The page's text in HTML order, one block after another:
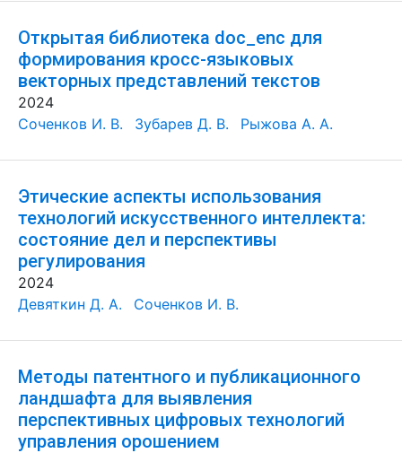
Открытая библиотека doc_enc для
формирования кросс-языковых
векторных представлений текстов
2024
Соченков И. В.
Зубарев Д. В. Рыжова А. А.
Этические аспекты использования
технологий искусственного интеллекта:
состояние дел и перспективы
регулирования
2024
Девяткин Д. А.
Соченков И. В.
Методы патентного и публикационного
ландшафта для выявления
перспективных цифровых технологий
управления орошением